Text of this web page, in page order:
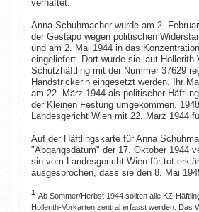
verhaftet.
Anna Schuhmacher wurde am 2.
der Gestapo wegen politischen
und am 2. Mai 1944 in das
eingeliefert. Dort wurde sie laut Hollerith-
Schutzhäftling mit der Nummer 37629
Handstrickerin eingesetzt werden. Ihr
am 22. März 1944 als politischer
der Kleinen Festung umgekommen.
Landesgericht Wien mit 22. März 1944
Auf der Häftlingskarte für Anna
"Abgangsdatum" der 17. Oktober 1944
sie vom Landesgericht Wien für tot
ausgesprochen, dass sie den 8. Mai
1 Ab Sommer/Herbst 1944 sollten alle KZ-
Hollerith-Vorkarten zentral erfasst werden. Das